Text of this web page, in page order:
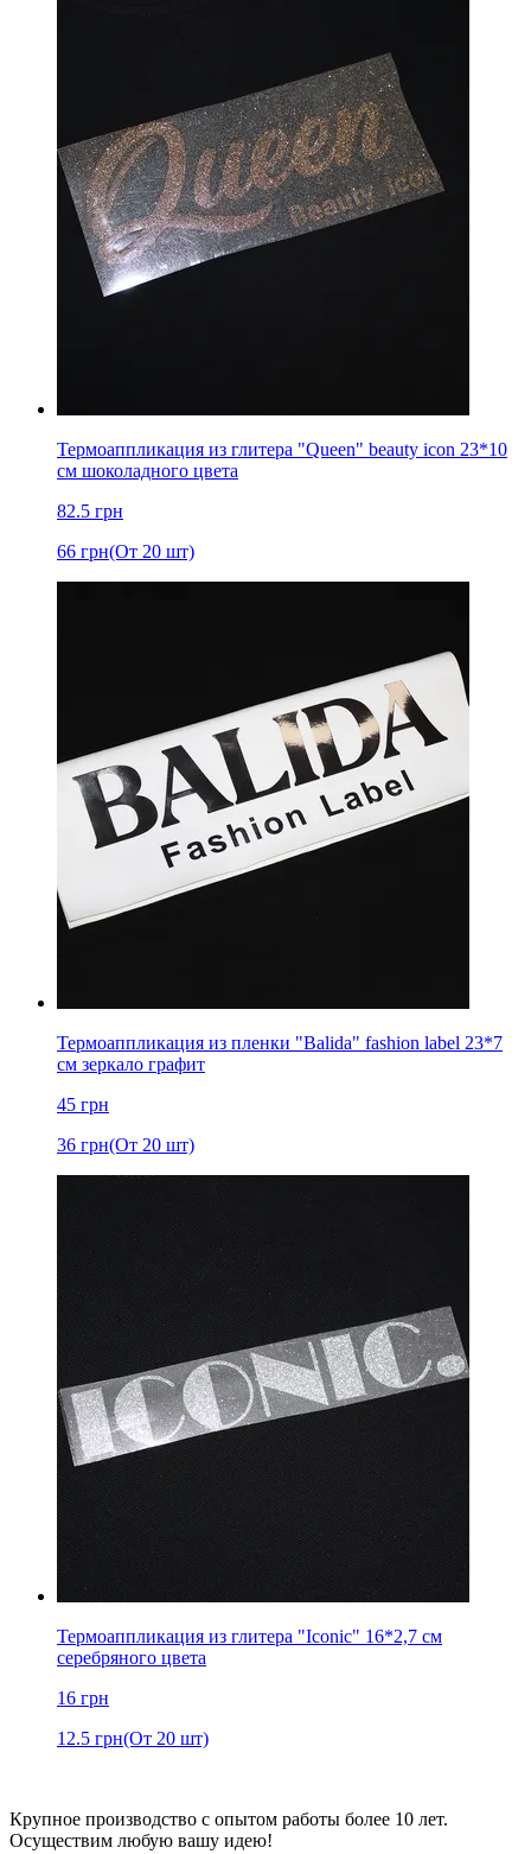
Термоаппликация из глитера "Queen" beauty icon 23*10
см шоколадного цвета
82.5 грн
66 грн(От 20 шт)
Термоаппликация из пленки "Balida" fashion label 23*7
см зеркало графит
45 грн
36 грн(От 20 шт)
Термоаппликация из глитера "Iconic" 16*2,7 см
серебряного цвета
16 грн
12.5 грн(От 20 шт)
Крупное производство с опытом работы более 10 лет.
Осуществим любую вашу идею!